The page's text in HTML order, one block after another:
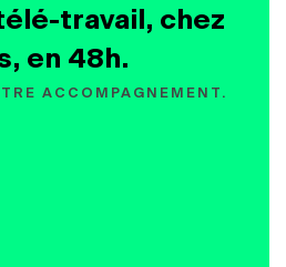
travail, chez
en 48h.
ACCOMPAGNEMENT.